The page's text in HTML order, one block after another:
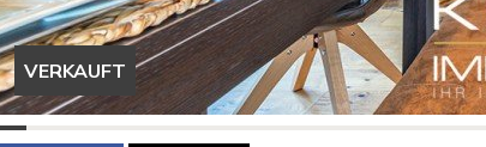
VERKAUFT